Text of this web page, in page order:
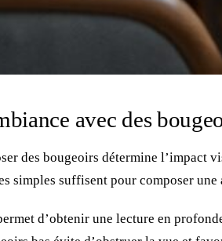
avec des
des bougeoirs détermine l’impact
simples suffisent pour composer une
d’obtenir une lecture en